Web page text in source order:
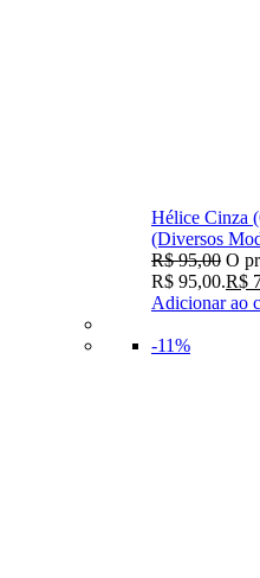
Hélice Cinza
(Diversos
R$95,00 O
R$ 95,00.R$
Adicionar ao
-11%